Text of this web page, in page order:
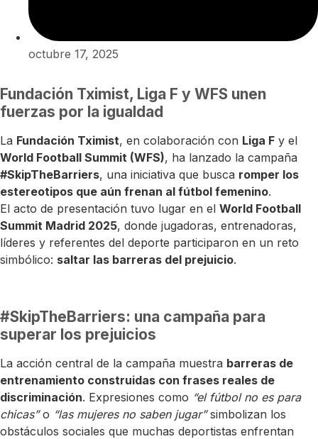
octubre 17, 2025
Fundación Tximist, Liga F y WFS unen
fuerzas por la igualdad
La Fundación Tximist, en colaboración con Liga F y el
World Football Summit (WFS), ha lanzado la campaña
#SkipTheBarriers, una iniciativa que busca romper los
estereotipos que aún frenan al fútbol femenino.
El acto de presentación tuvo lugar en el World Football
Summit Madrid 2025, donde jugadoras, entrenadoras,
líderes y referentes del deporte participaron en un reto
simbólico: saltar las barreras del prejuicio.
#SkipTheBarriers: una campaña para
superar los prejuicios
La acción central de la campaña muestra barreras de
entrenamiento construidas con frases reales de
discriminación. Expresiones como “el fútbol no es para
chicas”o “las mujeres no saben jugar”simbolizan los
obstáculos sociales que muchas deportistas enfrentan